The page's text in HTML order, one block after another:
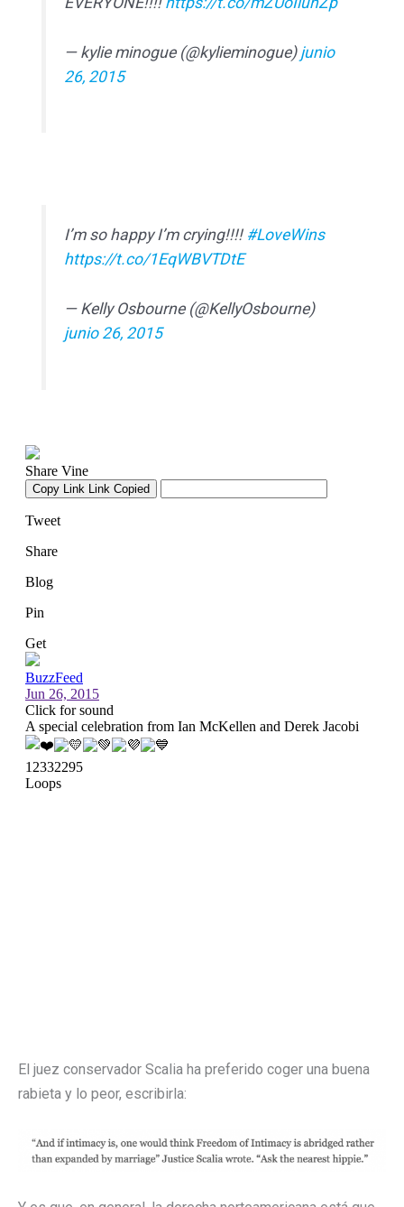
— kylie minogue (@kylieminogue) junio
26, 2015
I’m so happy I’m crying!!!! #LoveWins
https://t.co/1EqWBVTDtE
— Kelly Osbourne (@KellyOsbourne)
junio 26, 2015
El juez conservador Scalia ha preferido coger una buena
rabieta y lo peor, escribirla: